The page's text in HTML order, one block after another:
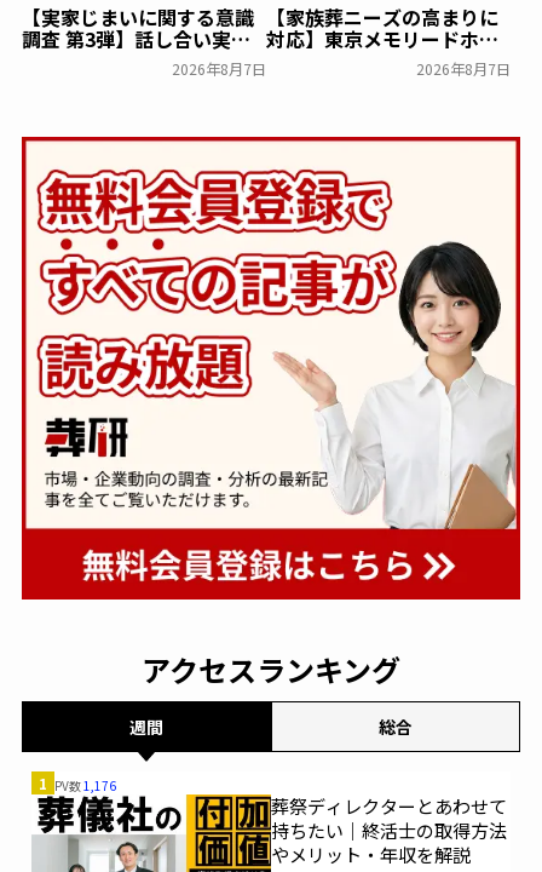
【実家じまいに関する意識
調査 第3弾】話し合い実施
率は29.5％で前回から低
下。「大相続時代」でも家
2026年8月7日
【家族葬ニーズの高まりに
対応】東京メモリードホー
ルに貸切型家族葬空間『第
８ホール～Living～』オー
2026年8月7日
アクセスランキング
週間 総合
1 PV数1,176
葬祭ディレクターとあわせて
持ちたい｜終活士の取得方法
やメリット・年収を解説